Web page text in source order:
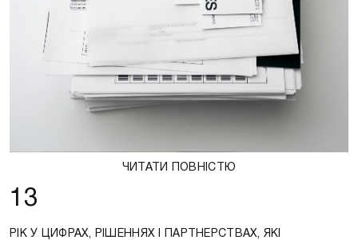
ЧИТАТИ ПОВНІСТЮ
13
РІК У ЦИФРАХ, РІШЕННЯХ І ПАРТНЕРСТВАХ, ЯКІ